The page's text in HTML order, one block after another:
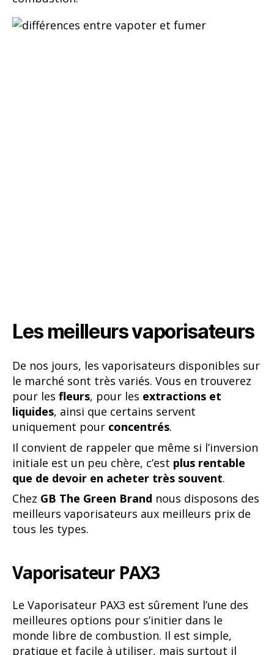
Les meilleurs vaporisateurs
De nos jours, les vaporisateurs disponibles sur
le marché sont très variés. Vous en trouverez
pour les fleurs, pour les extractions et
liquides, ainsi que certains servent
uniquement pour concentrés.
Il convient de rappeler que même si l’inversion
initiale est un peu chère, c’est plus rentable
que de devoir en acheter très souvent.
Chez GB The Green Brand nous disposons des
meilleurs vaporisateurs aux meilleurs prix de
tous les types.
Vaporisateur PAX3
Le Vaporisateur PAX3 est sûrement l’une des
meilleures options pour s’initier dans le
monde libre de combustion. Il est simple,
pratique et facile à utiliser, mais surtout il